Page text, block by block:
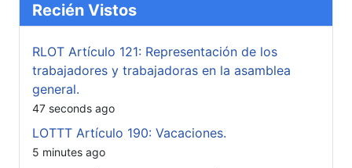
Recién Vistos
RLOT Artículo 121: Representación de los
trabajadores y trabajadoras en la asamblea
general.
47 seconds ago
LOTTT Artículo 190: Vacaciones.
5 minutes ago